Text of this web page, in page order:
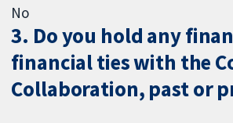
No
3. Do you hold any
financial ties with the
Collaboration, past or